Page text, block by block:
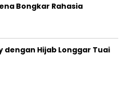
Bongkar Rahasia
dengan Hijab Longgar Tuai